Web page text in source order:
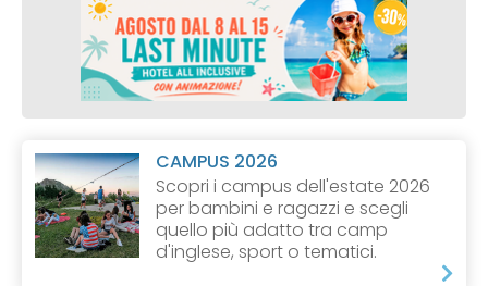
CAMPUS 2026
Scopri i campus dell'estate 2026
per bambini e ragazzi e scegli
quello più adatto tra camp
d'inglese, sport o tematici.